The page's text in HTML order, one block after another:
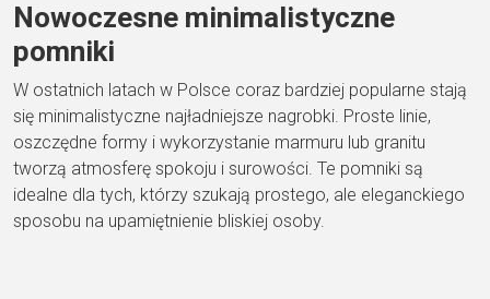
Nowoczesne minimalistyczne
pomniki
W ostatnich latach w Polsce coraz bardziej popularne stają
się minimalistyczne najładniejsze nagrobki. Proste linie,
oszczędne formy i wykorzystanie marmuru lub granitu
tworzą atmosferę spokoju i surowości. Te pomniki są
idealne dla tych, którzy szukają prostego, ale eleganckiego
sposobu na upamiętnienie bliskiej osoby.